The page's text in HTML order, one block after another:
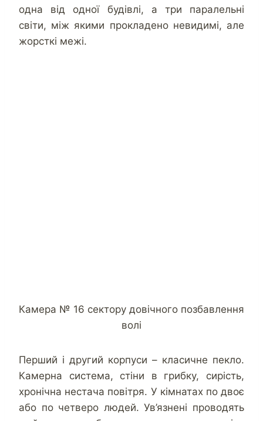
одна від одної будівлі, а три паралельні
світи, між якими прокладено невидимі, але
жорсткі межі.
Камера № 16 сектору довічного позбавлення
волі
Перший і другий корпуси – класичне пекло.
Камерна система, стіни в грибку, сирість,
хронічна нестача повітря. У кімнатах по двоє
або по четверо людей. Ув’язнені проводять